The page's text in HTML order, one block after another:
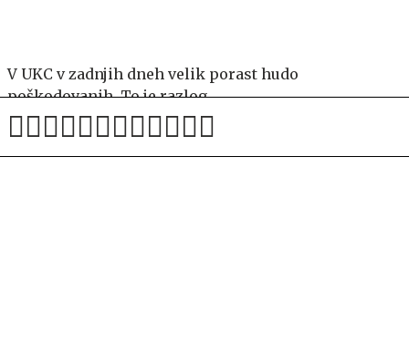
V UKC v zadnjih dneh velik porast hudo
poškodovanih. To je razlog.